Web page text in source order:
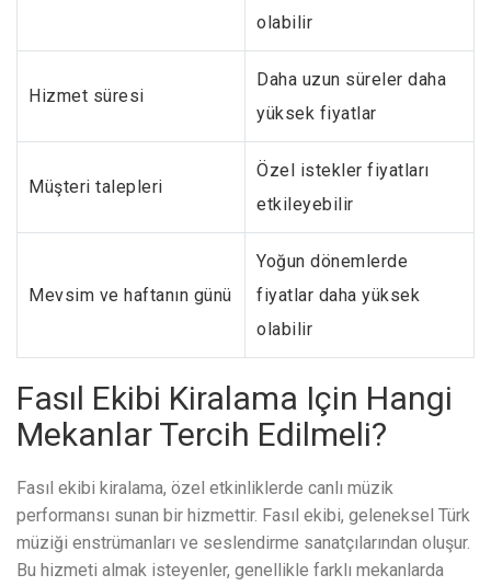
olabilir
Hizmet süresi
Daha uzun süreler daha
yüksek fiyatlar
Müşteri talepleri
Özel istekler fiyatları
etkileyebilir
Mevsim ve haftanın günü
Yoğun dönemlerde
fiyatlar daha yüksek
olabilir
Fasıl Ekibi Kiralama Için Hangi
Mekanlar Tercih Edilmeli?
Fasıl ekibi kiralama, özel etkinliklerde canlı müzik
performansı sunan bir hizmettir. Fasıl ekibi, geleneksel Türk
müziği enstrümanları ve seslendirme sanatçılarından oluşur.
Bu hizmeti almak isteyenler, genellikle farklı mekanlarda